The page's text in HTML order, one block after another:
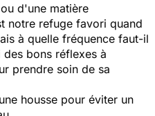
d'une matière
notre refuge favori quand
à quelle fréquence faut-il
bons réflexes à
prendre soin de sa
housse pour éviter un